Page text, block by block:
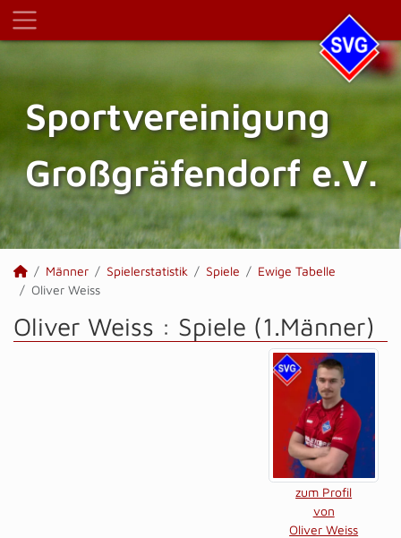
Sportvereinigung
Großgräfendorf e.V.
Männer Spielerstatistik Spiele
Ewige Tabelle
Oliver Weiss
Oliver Weiss : Spiele (1.Männer)
zum Profil
von
Oliver Weiss